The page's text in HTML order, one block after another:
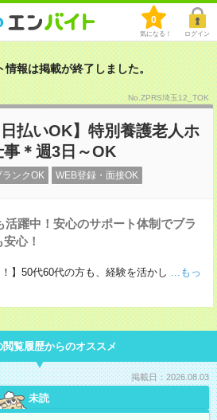
0
気になる！ ログイン
情報は掲載が終了しました。
No.ZPRS埼玉12_TOK
日払いOK】特別養護老人ホ
＊週3日～OK
ランクOK WEB登録・面接OK
活躍中！安心のサポート体制でブラ
心！
】50代60代の方も、経験を活かし ...もっ
閲覧履歴からのオススメ
掲載日：2026.08.03
未読